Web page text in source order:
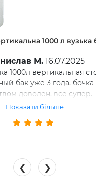
1000 л вузька
М. 16.07.2025
1000л вертикальная
бак уже 3 года, бочка
доволен, все супер.
Показати більше
❮ ❯